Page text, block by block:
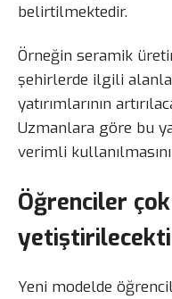
belirtilmektedir.
Örneğin seramik
şehirlerde ilgili
yatırımlarının
Uzmanlara göre bu
verimli
Öğrenciler
Yeni modelde